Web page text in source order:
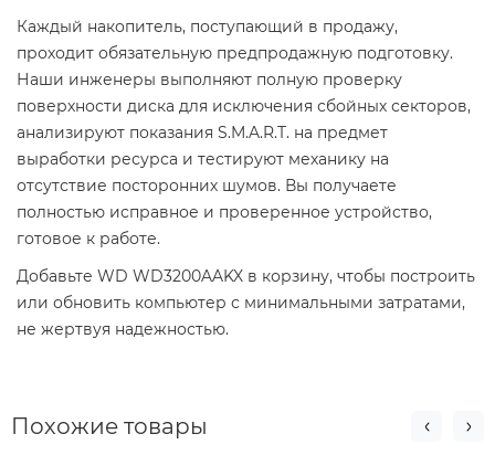
Каждый накопитель, поступающий в продажу,
проходит обязательную предпродажную подготовку.
Наши инженеры выполняют полную проверку
поверхности диска для исключения сбойных секторов,
анализируют показания S.M.A.R.T. на предмет
выработки ресурса и тестируют механику на
отсутствие посторонних шумов. Вы получаете
полностью исправное и проверенное устройство,
готовое к работе.
Добавьте WD WD3200AAKX в корзину, чтобы построить
или обновить компьютер с минимальными затратами,
не жертвуя надежностью.
Похожие товары